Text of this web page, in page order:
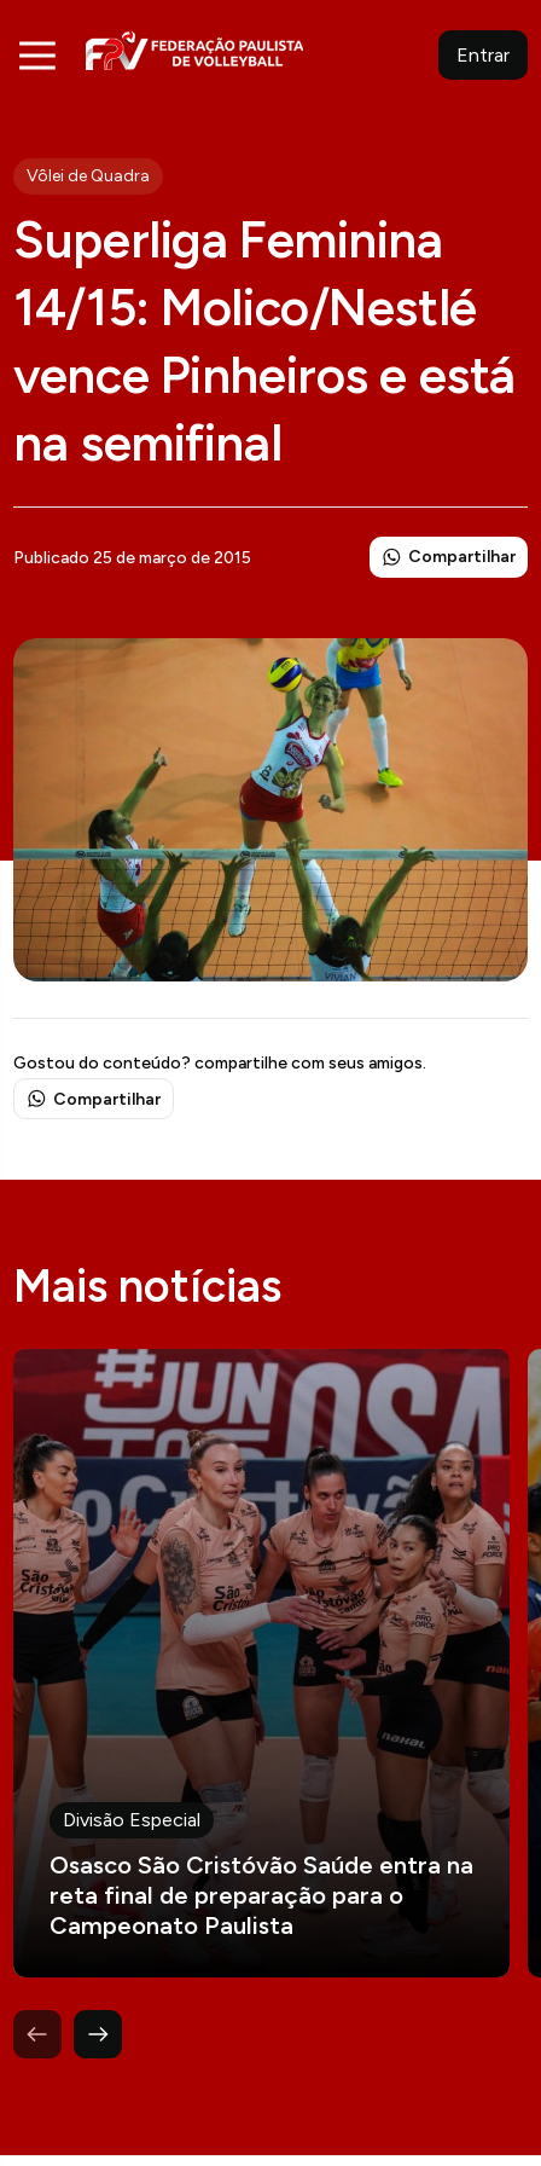
Entrar
Vôlei de Quadra
Superliga Feminina
14/15: Molico/Nestlé
vence Pinheiros e está
na semifinal
Publicado 25 de março de 2015 Compartilhar
Gostou do conteúdo? compartilhe com seus amigos.
Compartilhar
Mais notícias
Divisão Especial
Osasco São Cristóvão Saúde entra na
reta final de preparação para o
Campeonato Paulista